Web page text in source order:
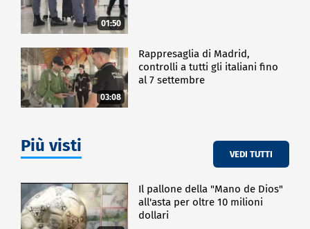
01:50
03:08
Rappresaglia di Madrid,
controlli a tutti gli italiani fino
al 7 settembre
Più visti VEDI TUTTI
Il pallone della "Mano de Dios"
all'asta per oltre 10 milioni
dollari